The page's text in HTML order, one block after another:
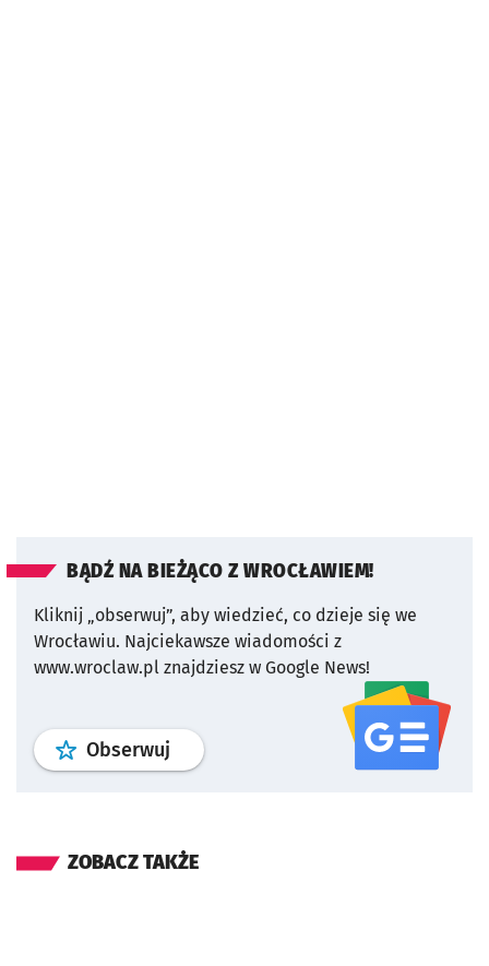
BĄDŹ NA BIEŻĄCO Z WROCŁAWIEM!
Kliknij „obserwuj”, aby wiedzieć, co dzieje się we
Wrocławiu. Najciekawsze wiadomości z
www.wroclaw.pl znajdziesz w Google News!
Obserwuj profil serwisu
ZOBACZ TAKŻE